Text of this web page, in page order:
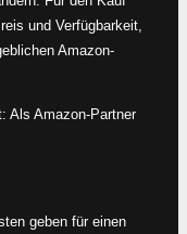
und Verfügbarkeit,
Amazon-
Als Amazon-Partner
geben für einen